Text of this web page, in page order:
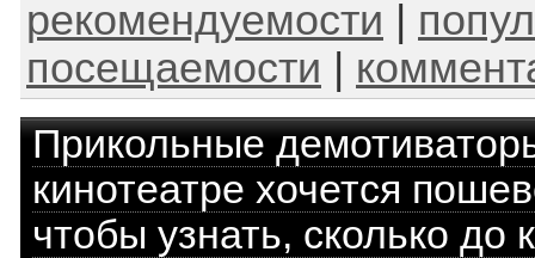
рекомендуемости
посещаемости
Прикольные
кинотеатре хочется
чтобы узнать, сколько до